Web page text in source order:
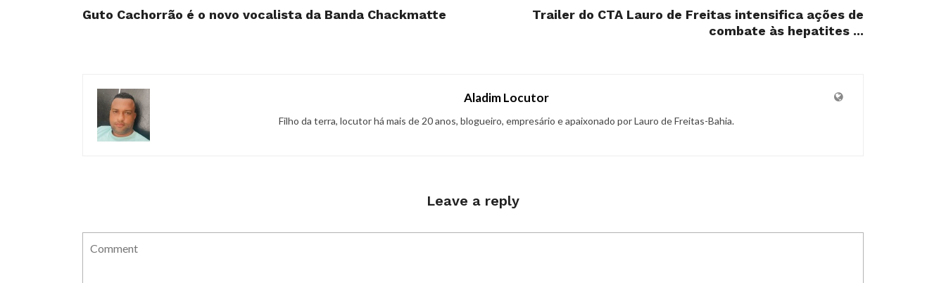
Guto Cachorrão é o novo vocalista da Banda Chackmatte
Trailer do CTA Lauro de Freitas intensifica ações de
combate às hepatites ...
Aladim Locutor
Filho da terra, locutor há mais de 20 anos, blogueiro, empresário e apaixonado por Lauro de Freitas-Bahia.
Leave a reply